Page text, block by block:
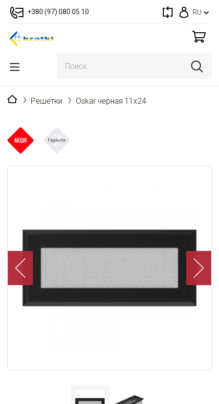
+380 (97) 080 05 10 RU
Главная
Решетки Oskar черная 11x24